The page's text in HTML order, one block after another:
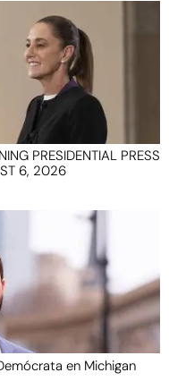
PRESIDENTIAL PRESS
6, 2026
en Michigan